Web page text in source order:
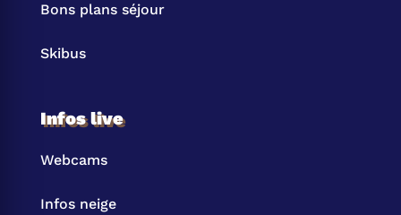
Bons plans séjour
Skibus
Infos live
Webcams
Infos neige